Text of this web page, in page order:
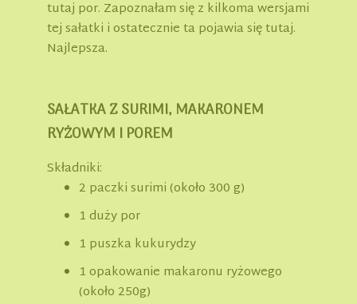
tutaj por. Zapoznałam się z kilkoma wersjami
tej sałatki i ostatecznie ta pojawia się tutaj.
Najlepsza.
SAŁATKA Z SURIMI, MAKARONEM
RYŻOWYM I POREM
Składniki:
2 paczki surimi (około 300 g)
1 duży por
1 puszka kukurydzy
1 opakowanie makaronu ryżowego
(około 250g)